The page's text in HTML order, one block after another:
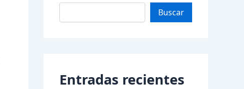
Buscar
Entradas recientes